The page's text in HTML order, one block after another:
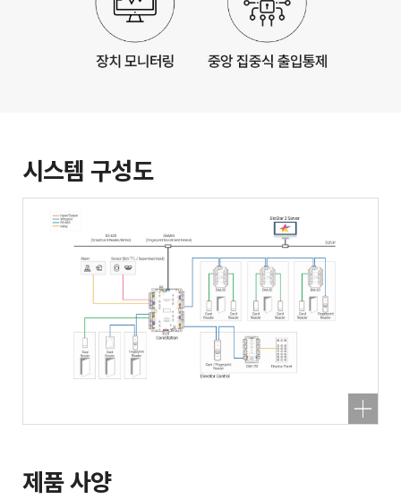
시스템 구성도
제품 사양